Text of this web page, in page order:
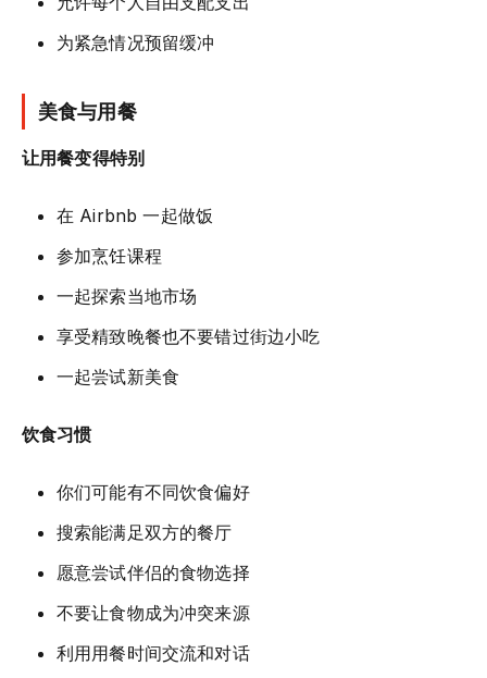
为紧急情况预留缓冲
美食与用餐
让用餐变得特别
在 Airbnb 一起做饭
参加烹饪课程
一起探索当地市场
享受精致晚餐也不要错过街边小吃
一起尝试新美食
饮食习惯
你们可能有不同饮食偏好
搜索能满足双方的餐厅
愿意尝试伴侣的食物选择
不要让食物成为冲突来源
利用用餐时间交流和对话